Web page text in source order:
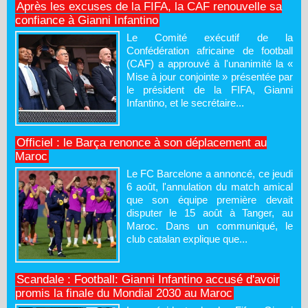
Après les excuses de la FIFA, la CAF renouvelle sa
confiance à Gianni Infantino
Le Comité exécutif de la
Confédération africaine de football
(CAF) a approuvé à l'unanimité la «
Mise à jour conjointe » présentée par
le président de la FIFA, Gianni
Infantino, et le secrétaire...
Officiel : le Barça renonce à son déplacement au
Maroc
Le FC Barcelone a annoncé, ce jeudi
6 août, l'annulation du match amical
que son équipe première devait
disputer le 15 août à Tanger, au
Maroc. Dans un communiqué, le
club catalan explique que...
Scandale : Football: Gianni Infantino accusé d'avoir
promis la finale du Mondial 2030 au Maroc